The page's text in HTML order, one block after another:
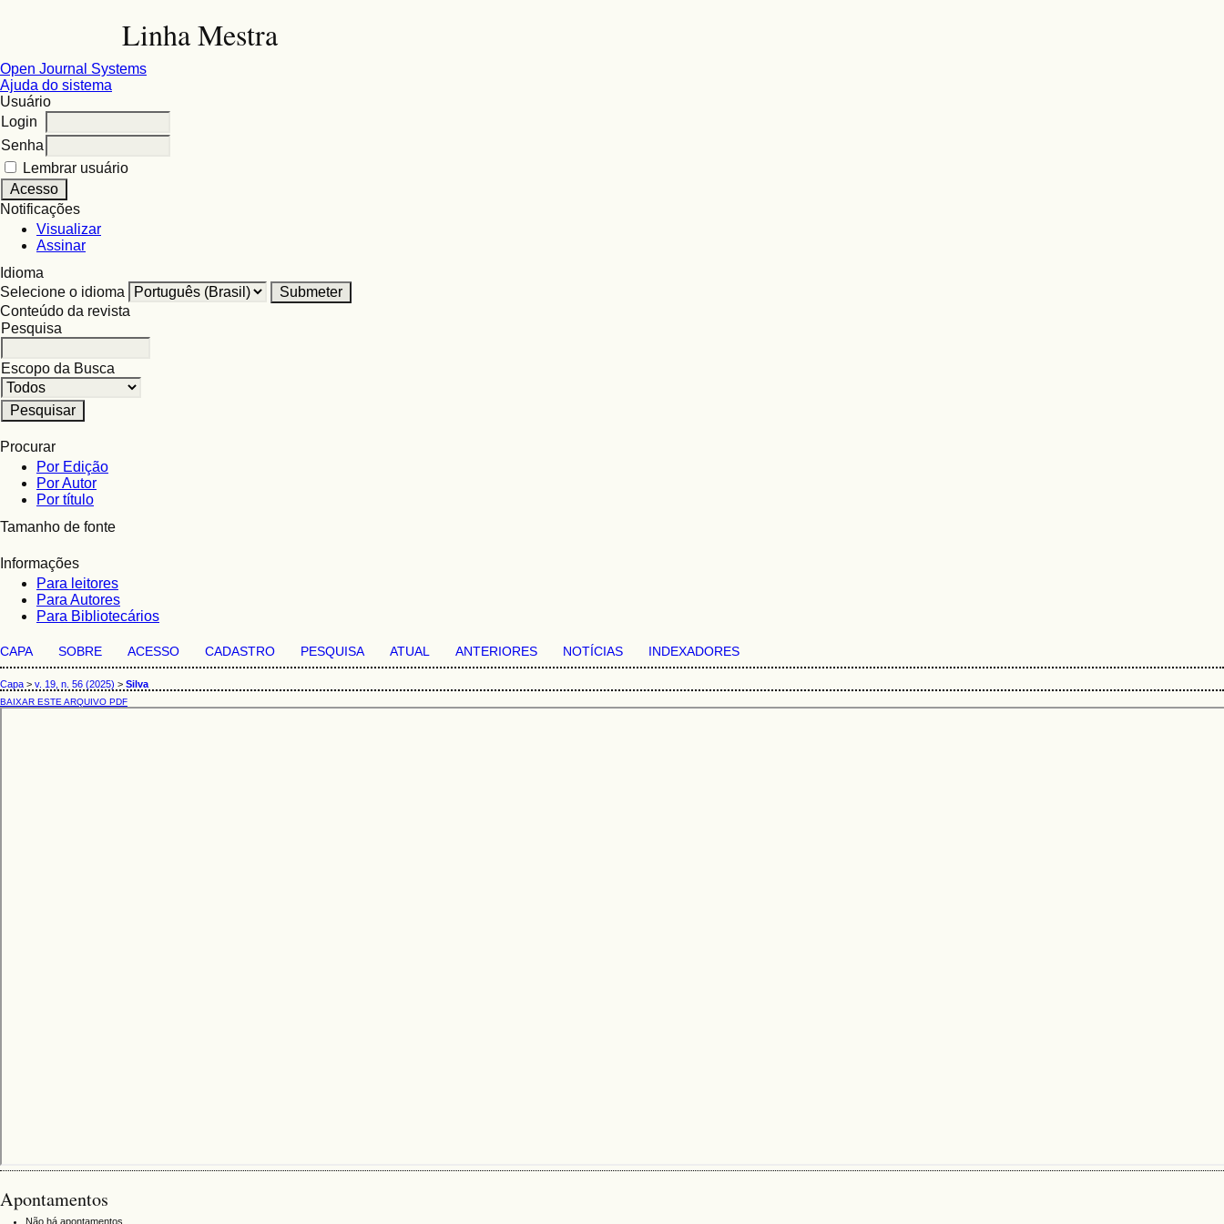
Linha Mestra
Open Journal Systems
Ajuda do sistema
Usuário
Login
Senha
Lembrar usuário
Notificações
Visualizar
Assinar
Idioma
Selecione o idioma
Conteúdo da revista
Pesquisa
Escopo da Busca
Procurar
Por Edição
Por Autor
Por título
Tamanho de fonte
Informações
Para leitores
Para Autores
Para Bibliotecários
CAPA SOBRE ACESSO CADASTRO PESQUISA ATUAL ANTERIORES NOTÍCIAS INDEXADORES
Capa > v. 19, n. 56 (2025) > Silva
BAIXAR ESTE ARQUIVO PDF
Apontamentos
Não há apontamentos.